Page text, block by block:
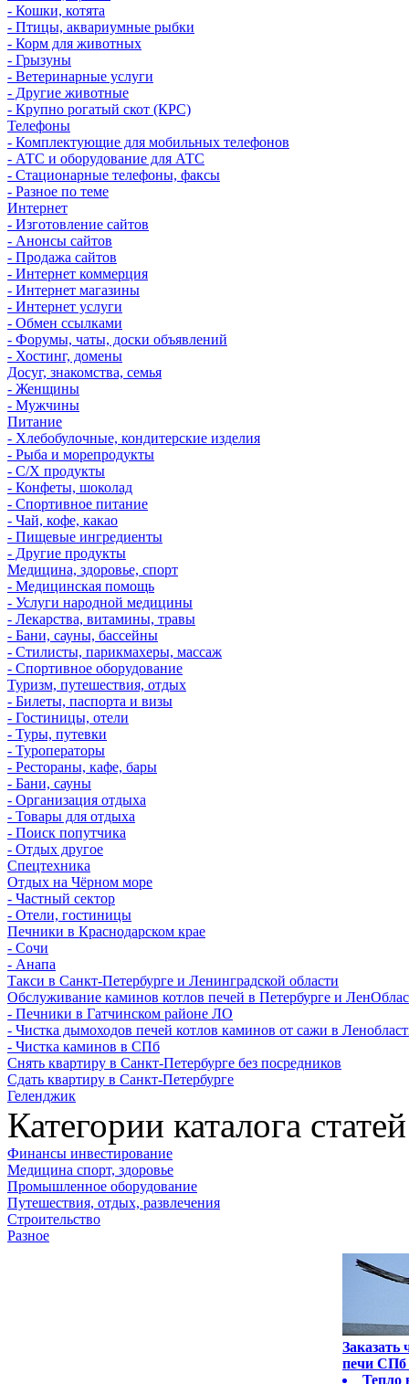
- Кошки, котята
- Птицы, аквариумные рыбки
- Корм для животных
- Грызуны
- Ветеринарные услуги
- Другие животные
- Крупно рогатый скот (КРС)
Телефоны
- Комплектующие для мобильных телефонов
- АТС и оборудование для АТС
- Стационарные телефоны, факсы
- Разное по теме
Интернет
- Изготовление сайтов
- Анонсы сайтов
- Продажа сайтов
- Интернет коммерция
- Интернет магазины
- Интернет услуги
- Обмен ссылками
- Форумы, чаты, доски объявлений
- Хостинг, домены
Досуг, знакомства, семья
- Женщины
- Мужчины
Питание
- Хлебобулочные, кондитерские изделия
- Рыба и морепродукты
- С/Х продукты
- Конфеты, шоколад
- Спортивное питание
- Чай, кофе, какао
- Пищевые ингредиенты
- Другие продукты
Медицина, здоровье, спорт
- Медицинская помощь
- Услуги народной медицины
- Лекарства, витамины, травы
- Бани, сауны, бассейны
- Стилисты, парикмахеры, массаж
- Спортивное оборудование
Туризм, путешествия, отдых
- Билеты, паспорта и визы
- Гостиницы, отели
- Туры, путевки
- Туроператоры
- Рестораны, кафе, бары
- Бани, сауны
- Организация отдыха
- Товары для отдыха
- Поиск попутчика
- Отдых другое
Спецтехника
Отдых на Чёрном море
- Частный сектор
- Отели, гостиницы
Печники в Краснодарском крае
- Сочи
- Анапа
Такси в Санкт-Петербурге и Ленинградской области
Обслуживание каминов котлов печей в Петербурге и
- Печники в Гатчинском районе ЛО
- Чистка дымоходов печей котлов каминов от сажи в
- Чистка каминов в СПб
Снять квартиру в Санкт-Петербурге без посредников
Сдать квартиру в Санкт-Петербурге
Геленджик
Категории каталога статей
Финансы инвестирование
Медицина спорт, здоровье
Промышленное оборудование
Путешествия, отдых, развлечения
Строительство
Разное
Заказать
печи СПб
Тепло